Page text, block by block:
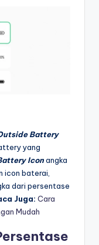
Battery
yang
Iconangka
icon baterai,
dari persentase
Juga: Cara
Mudah